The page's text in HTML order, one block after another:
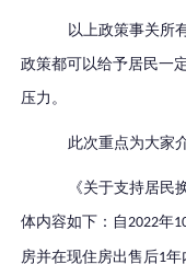
以上政策事关所
政策都可以给予居民一
压力。
此次重点为大家
《关于支持居民
体内容如下：自2022年
房并在现住房出售后1年